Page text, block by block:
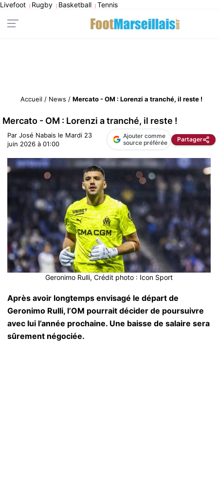
Livefoot | Rugby | Basketball | Tennis
Accueil / News / Mercato - OM : Lorenzi a tranché, il reste !
Mercato - OM : Lorenzi a tranché, il reste !
Par José Nabais le Mardi 23
juin 2026 à 01:00
Ajouter comme
source préférée
Partager
Geronimo Rulli, Crédit photo : Icon Sport
Après avoir longtemps envisagé le départ de
Geronimo Rulli, l’OM pourrait décider de poursuivre
avec lui l’année prochaine. Une baisse de salaire sera
sûrement négociée.